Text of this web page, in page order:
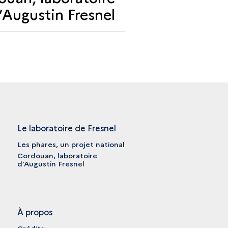
LABORATOIRE
D’AUGUSTIN
FRESNEL
Fresnel
Le laboratoire de Fresnel
Les phares, un projet national
Cordouan, laboratoire
d’Augustin Fresnel
À propos